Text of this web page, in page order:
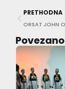
PRETHODNA
Povezano